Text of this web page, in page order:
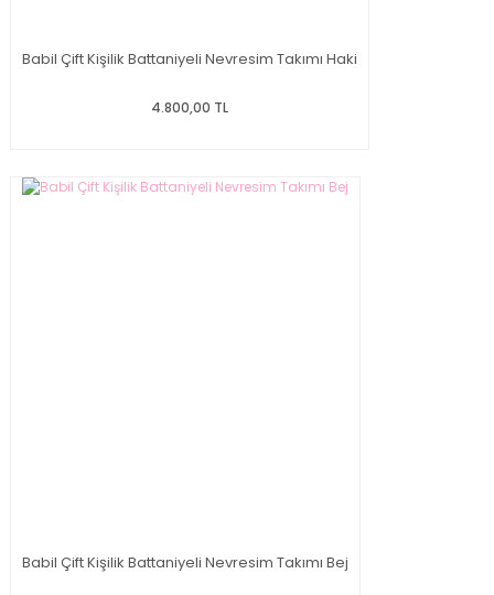
Babil Çift Kişilik Battaniyeli Nevresim Takımı Haki
4.800,00 TL
Babil Çift Kişilik Battaniyeli Nevresim Takımı Bej